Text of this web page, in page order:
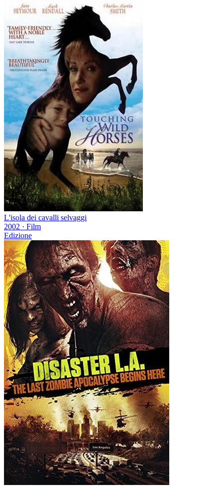
L'isola dei cavalli selvaggi
2002 · Film
Edizione